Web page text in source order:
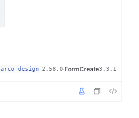
arco-design 2.58.0·FormCreate3.3.1